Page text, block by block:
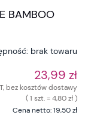
BAMBOO
brak towaru
23,99 zł
bez kosztów dostawy
( 1 szt. = 4,80 zł )
Cena netto:19,50 zł